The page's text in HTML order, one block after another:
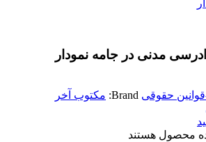
مدنی در جامه نمودار
حقوقی Brand: مکتوب آخر
محصول هستند